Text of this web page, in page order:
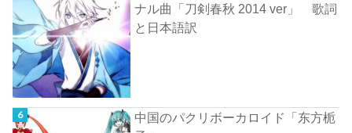
ナル曲「刀剣春秋 2014 ver」 歌詞
と日本語訳
中国のパクリボーカロイド「东方栀